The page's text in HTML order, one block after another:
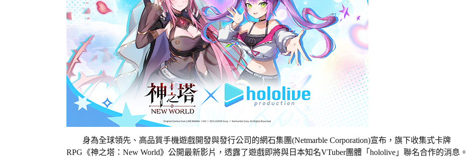
身為全球領先、高品質手機遊戲開發與發行公司的網石集團(Netmarble Corporation)宣布，旗下收集式卡牌
RPG《神之塔：New World》公開最新影片，透露了遊戲即將與日本知名VTuber團體「hololive」聯名合作的消息。